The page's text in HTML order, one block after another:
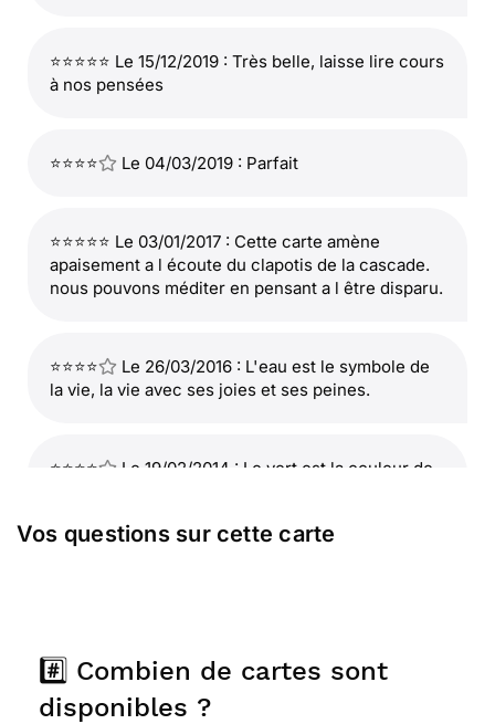
⭐⭐⭐⭐⭐ Le 15/12/2019 : Très belle, laisse lire cours
à nos pensées
⭐⭐⭐⭐ Le 04/03/2019 : Parfait
⭐⭐⭐⭐⭐ Le 03/01/2017 : Cette carte amène
apaisement a l écoute du clapotis de la cascade.
nous pouvons méditer en pensant a l être disparu.
⭐⭐⭐⭐
Le 26/03/2016 : L'eau est le symbole de
la vie, la vie avec ses joies et ses peines.
⭐⭐⭐⭐
Le 19/02/2014 : Le vert est la couleur de
⭐⭐⭐
Le 05/03/2012 : Carte représentant La
tranquillité le repos
Vos questions sur cette carte
#️⃣ Combien de cartes sont
disponibles ?